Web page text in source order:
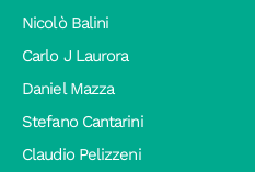
Nicolò Balini
Carlo J Laurora
Daniel Mazza
Stefano Cantarini
Claudio Pelizzeni